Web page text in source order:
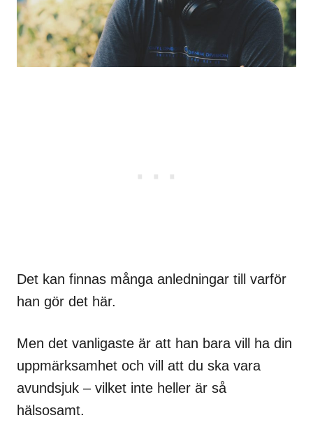
Det kan finnas många anledningar till varför
han gör det här.
Men det vanligaste är att han bara vill ha din
uppmärksamhet och vill att du ska vara
avundsjuk – vilket inte heller är så
hälsosamt.